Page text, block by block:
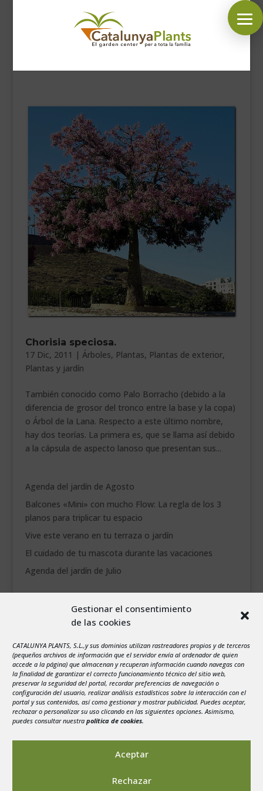
Gestionar el consentimiento
de las cookies
CATALUNYA PLANTS, S.L.,y sus dominios utilizan rastreadores propios y de terceros
(pequeños archivos de información que el servidor envía al ordenador de quien
accede a la página) que almacenan y recuperan información cuando navegas con
la finalidad de garantizar el correcto funcionamiento técnico del sitio web,
preservar la seguridad del portal, recordar preferencias de navegación o
configuración del usuario, realizar análisis estadísticos sobre la interacción con el
portal y sus contenidos, así como gestionar y mostrar publicidad. Puedes aceptar,
rechazar o personalizar su uso clicando en las siguientes opciones. Asimismo,
puedes consultar nuestra política de cookies.
Aceptar
Rechazar
SÍGUENOS EN:
INICIO
COMPLEMENTOS JARDÍN
MASCOTAS
DECORACIÓN
HORARIO GARDEN
CONTACTAR
___________________________
VEURE EN CATALÀ
Chorisia speciosa.
17 Dic, 2011 | Árboles, Plantas, Plantas de exterior,
Plantas y jardín
También conocido como Palo Borracho (debido a la
diferencia de grosor del tronco entre la base y la copa)
o Árbol de la Lana. Respecto a este último nombre,
hay dos teorías. La primera es, que se llama así debido
a la cápsula de aspecto lanoso que presentan sus...
Agenda del jardín de Agosto
Balcones «Mini» con mucho Flow: La regla de los 3
planos para triplicar tu espacio
Vive este verano en tu terraza o jardín
El cuidado de tu mascota durante las vacaciones
Agenda del jardín de Julio
X J V S
3
4 5 6 7 8
9
10
11 12 13 14 15
16
17
18 19 20 21 22
23
24
25 26 27 28 29
30
31